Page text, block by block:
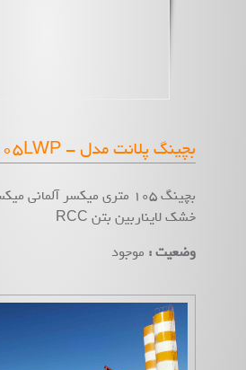
بچینگ پلانت مدل - BC-105LWP
بچینگ 105 متری میکسر
خشک لایناربین بتن RCC
وضعیت : موجود